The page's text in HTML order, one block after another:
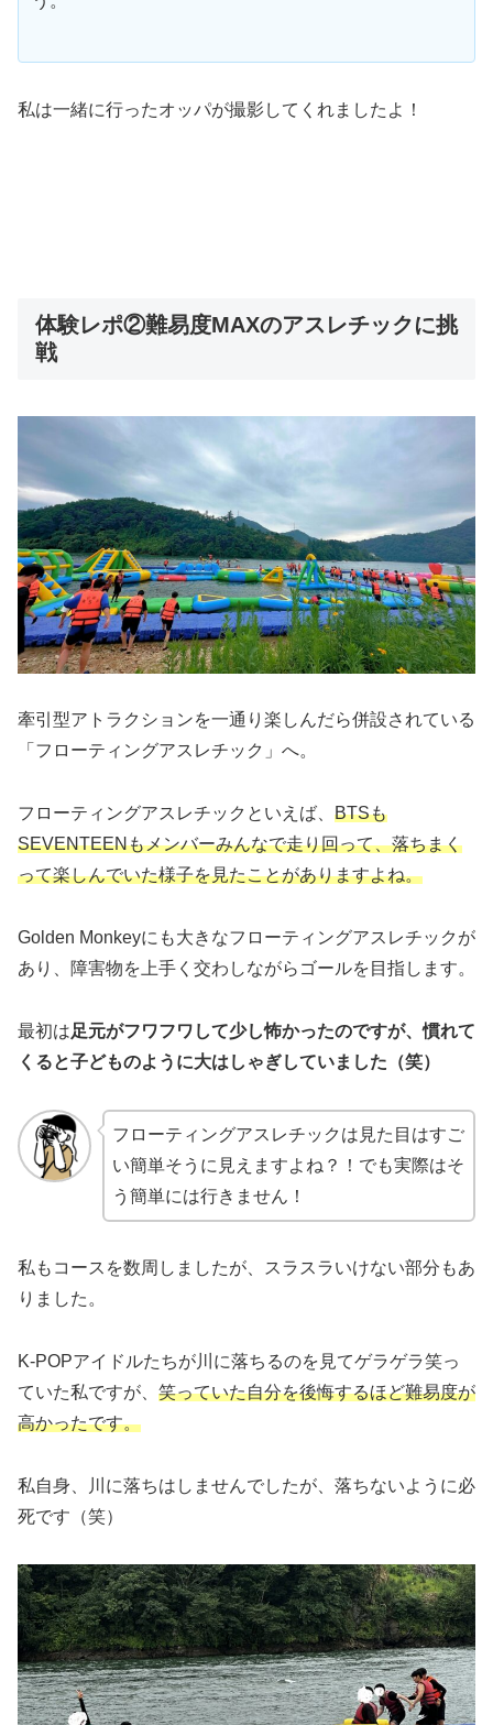
私は一緒に行ったオッパが撮影してくれましたよ！
体験レポ②難易度MAXのアスレチックに挑
戦
牽引型アトラクションを一通り楽しんだら併設されている
「フローティングアスレチック」へ。
フローティングアスレチックといえば、 BTSも
SEVENTEENもメンバーみんなで走り回って、落ちまく
って楽しんでいた様子を見たことがありますよね。
Golden Monkeyにも大きなフローティングアスレチックが
あり、障害物を上手く交わしながらゴールを目指します。
最初は足元がフワフワして少し怖かったのですが、慣れて
くると子どものように大はしゃぎしていました（笑）
フローティングアスレチックは見た目はすご
い簡単そうに見えますよね？！でも実際はそ
う簡単には行きません！
私もコースを数周しましたが、スラスラいけない部分もあ
りました。
K-POPアイドルたちが川に落ちるのを見てゲラゲラ笑っ
ていた私ですが、 笑っていた自分を後悔するほど難易度が
高かったです。
私自身、川に落ちはしませんでしたが、落ちないように必
死です（笑）